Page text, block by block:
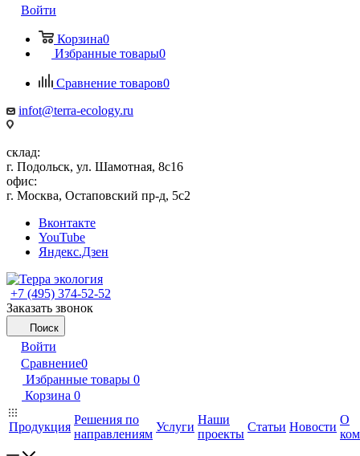
Войти
Корзина0
Избранные товары0
Сравнение товаров0
infot@terra-ecology.ru
склад:
г. Подольск, ул. Шамотная, 8с16
офис:
г. Москва, Остаповский пр-д, 5с2
Вконтакте
YouTube
Яндекс.Дзен
+7 (495) 374-52-52
Заказать звонок
Поиск
Войти
Сравнение0
Избранные товары 0
Корзина 0
Продукция
Решения по
направлениям
Услуги
Наши
проекты
Статьи Новости
О